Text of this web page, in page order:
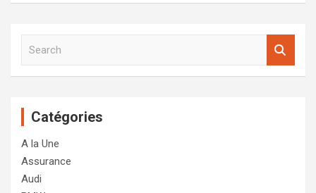
Catégories
A la Une
Assurance
Audi